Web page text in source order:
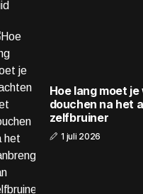
Hoe lang moet
douchen na het
zelfbruiner
1 juli 2026